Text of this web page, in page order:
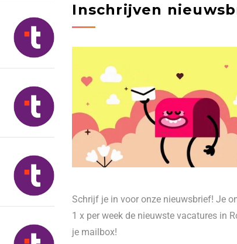
Inschrijven
Schrijf je in voor onze nieuwsbrief! Je
1 x per week de nieuwste vacatures in
je mailbox!